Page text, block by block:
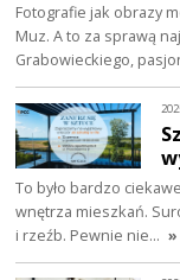
Fotografie jak obrazy
Muz. A to za sprawą
Grabowieckiego,
To było bardzo
wnętrza mieszkań.
i rzeźb. Pewnie nie…